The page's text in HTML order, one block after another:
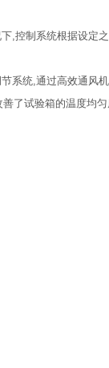
,控制系统根据设定
系统,通过高效通风
了试验箱的温度均匀